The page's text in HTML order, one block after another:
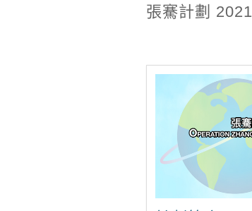
張騫計劃 2021